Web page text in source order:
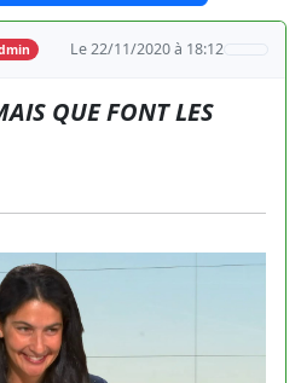
Le 22/11/2020 à 18:12
QUE FONT LES